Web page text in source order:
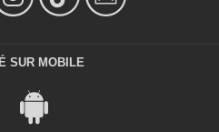
SUR MOBILE